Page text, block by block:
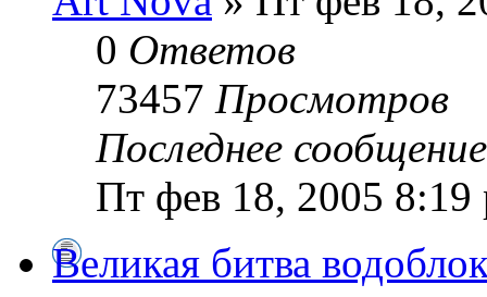
0 Ответов
73457 Просмотров
Последнее
Пт фев 18, 2005 8:19
Великая битва